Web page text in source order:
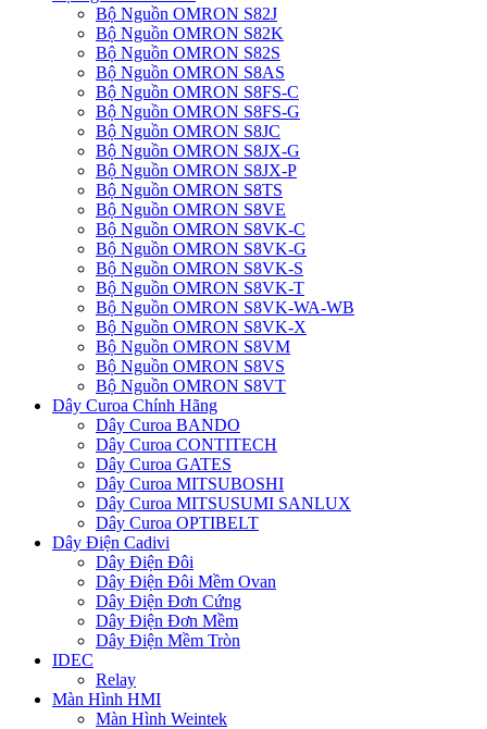
Bộ Nguồn OMRON S82J
Bộ Nguồn OMRON S82K
Bộ Nguồn OMRON S82S
Bộ Nguồn OMRON S8AS
Bộ Nguồn OMRON S8FS-C
Bộ Nguồn OMRON S8FS-G
Bộ Nguồn OMRON S8JC
Bộ Nguồn OMRON S8JX-G
Bộ Nguồn OMRON S8JX-P
Bộ Nguồn OMRON S8TS
Bộ Nguồn OMRON S8VE
Bộ Nguồn OMRON S8VK-C
Bộ Nguồn OMRON S8VK-G
Bộ Nguồn OMRON S8VK-S
Bộ Nguồn OMRON S8VK-T
Bộ Nguồn OMRON S8VK-WA-WB
Bộ Nguồn OMRON S8VK-X
Bộ Nguồn OMRON S8VM
Bộ Nguồn OMRON S8VS
Bộ Nguồn OMRON S8VT
Dây Curoa Chính Hãng
Dây Curoa BANDO
Dây Curoa CONTITECH
Dây Curoa GATES
Dây Curoa MITSUBOSHI
Dây Curoa MITSUSUMI SANLUX
Dây Curoa OPTIBELT
Dây Điện Cadivi
Dây Điện Đôi
Dây Điện Đôi Mềm Ovan
Dây Điện Đơn Cứng
Dây Điện Đơn Mềm
Dây Điện Mềm Tròn
IDEC
Relay
Màn Hình HMI
Màn Hình Weintek